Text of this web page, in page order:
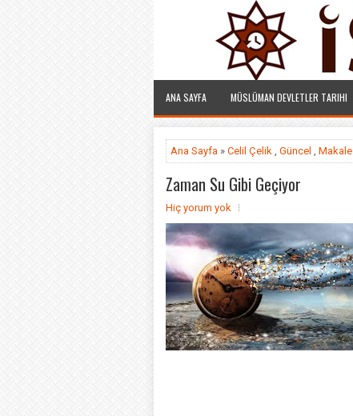
ANA SAYFA MÜSLÜMAN DEVLETLER TARIHI
Ana Sayfa » Celil Çelik , Güncel , Makale
Zaman Su Gibi Geçiyor
Hiç yorum yok